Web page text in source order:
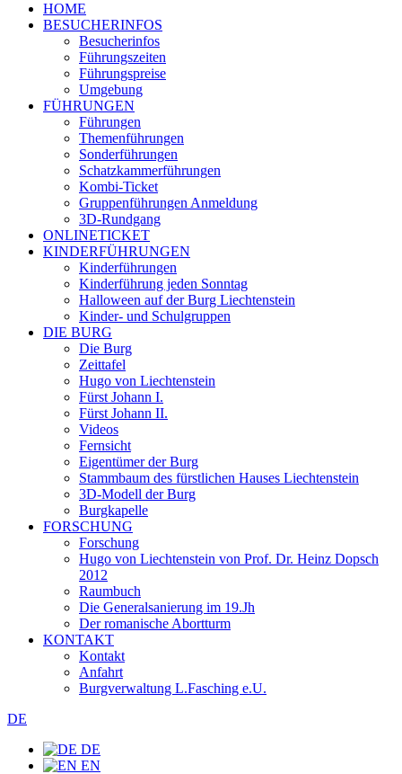
HOME
BESUCHERINFOS
Besucherinfos
Führungszeiten
Führungspreise
Umgebung
FÜHRUNGEN
Führungen
Themenführungen
Sonderführungen
Schatzkammerführungen
Kombi-Ticket
Gruppenführungen Anmeldung
3D-Rundgang
ONLINETICKET
KINDERFÜHRUNGEN
Kinderführungen
Kinderführung jeden Sonntag
Halloween auf der Burg Liechtenstein
Kinder- und Schulgruppen
DIE BURG
Die Burg
Zeittafel
Hugo von Liechtenstein
Fürst Johann I.
Fürst Johann II.
Videos
Fernsicht
Eigentümer der Burg
Stammbaum des fürstlichen Hauses Liechtenstein
3D-Modell der Burg
Burgkapelle
FORSCHUNG
Forschung
Hugo von Liechtenstein von Prof. Dr. Heinz Dopsch
2012
Raumbuch
Die Generalsanierung im 19.Jh
Der romanische Abortturm
KONTAKT
Kontakt
Anfahrt
Burgverwaltung L.Fasching e.U.
DE
DE
EN